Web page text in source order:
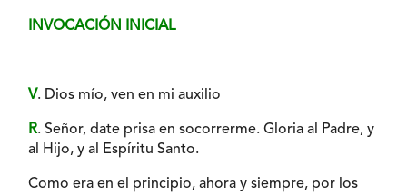
INVOCACIÓN INICIAL
V. Dios mío, ven en mi auxilio
R. Señor, date prisa en socorrerme. Gloria al Padre, y
al Hijo, y al Espíritu Santo.
Como era en el principio, ahora y siempre, por los